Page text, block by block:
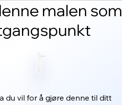
malen som
du vil for å gjøre denne til ditt